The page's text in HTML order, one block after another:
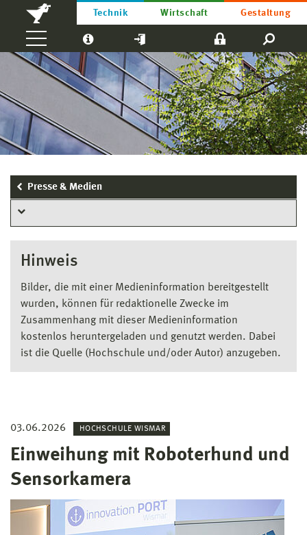
Technik Wirtschaft Gestaltung
Presse & Medien
Hinweis
Bilder, die mit einer Medieninformation bereitgestellt
wurden, können für redaktionelle Zwecke im
Zusammenhang mit dieser Medieninformation
kostenlos heruntergeladen und genutzt werden. Dabei
ist die Quelle (Hochschule und/oder Autor) anzugeben.
03.06.2026 HOCHSCHULE WISMAR
Einweihung mit Roboterhund und
Sensorkamera